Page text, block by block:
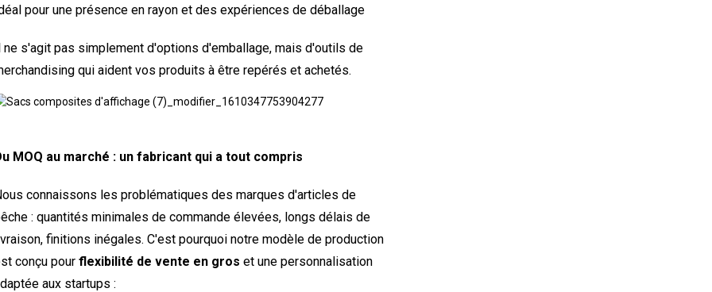
pour une présence en rayon et des expériences de déballage
ne s'agit pas simplement d'options d'emballage, mais d'outils de
qui aident vos produits à être repérés et achetés.
MOQ au marché : un fabricant qui a tout compris
connaissons les problématiques des marques d'articles de
: quantités minimales de commande élevées, longs délais de
finitions inégales. C'est pourquoi notre modèle de production
conçu pour flexibilité de vente en gros et une personnalisation
aux startups :